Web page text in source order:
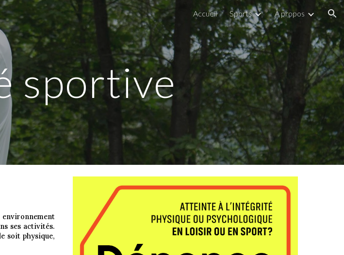
Skip to navigation Accueil Sports À propos
sportive
environnement
ses activités.
soit physique,